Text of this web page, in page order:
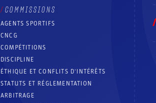
COMMISSIONS
AGENTS SPORTIFS
CNCG
COMPÉTITIONS
DISCIPLINE
ÉTHIQUE ET CONFLITS D'INTÉRÊTS
STATUTS ET RÉGLEMENTATION
ARBITRAGE